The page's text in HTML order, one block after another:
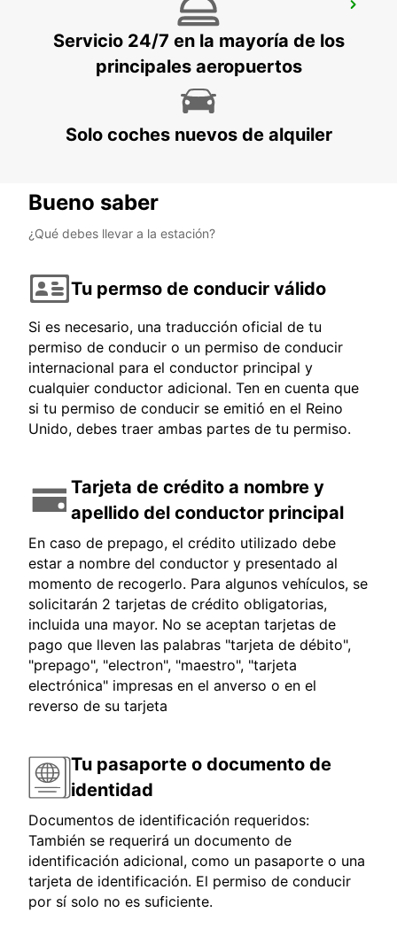
MADRID LEGANÉS SUPERSITE
Servicio 24/7 en la mayoría de los
principales aeropuertos
Solo coches nuevos de alquiler
Bueno saber
¿Qué debes llevar a la estación?
Tu permso de conducir válido
Si es necesario, una traducción oficial de tu
permiso de conducir o un permiso de conducir
internacional para el conductor principal y
cualquier conductor adicional. Ten en cuenta que
si tu permiso de conducir se emitió en el Reino
Unido, debes traer ambas partes de tu permiso.
Tarjeta de crédito a nombre y
apellido del conductor principal
En caso de prepago, el crédito utilizado debe
estar a nombre del conductor y presentado al
momento de recogerlo. Para algunos vehículos, se
solicitarán 2 tarjetas de crédito obligatorias,
incluida una mayor. No se aceptan tarjetas de
pago que lleven las palabras "tarjeta de débito",
"prepago", "electron", "maestro", "tarjeta
electrónica" impresas en el anverso o en el
reverso de su tarjeta
Tu pasaporte o documento de
identidad
Documentos de identificación requeridos:
También se requerirá un documento de
identificación adicional, como un pasaporte o una
tarjeta de identificación. El permiso de conducir
por sí solo no es suficiente.